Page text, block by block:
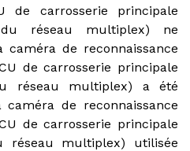
de carrosserie principale
réseau multiplex) ne
caméra de reconnaissance
de carrosserie principale
réseau multiplex) a été
de reconnaissance
de carrosserie principale
réseau multiplex) utilisée